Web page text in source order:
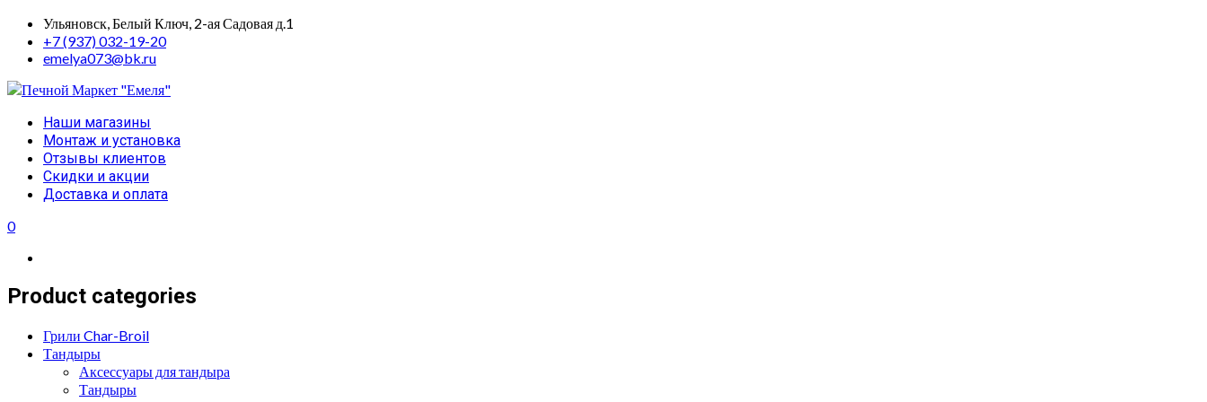
Skip
content
Ульяновск, Белый Ключ, 2-ая Садовая д.1
+7 (937) 032-19-20
emelya073@bk.ru
Primary
Menu
Наши магазины
Монтаж и установка
Отзывы клиентов
Скидки и акции
Доставка и оплата
0
Product categories
Грили Char-Broil
Тандыры
Аксессуары для тандыра
Тандыры